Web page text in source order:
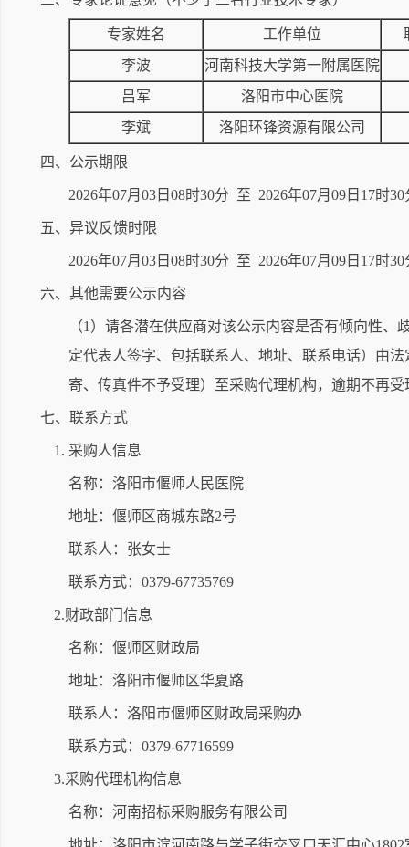
专家姓名 工作单位
李波
河南科技大学第一附属医院
吕军
洛阳市中心医院
李斌
洛阳环锋资源有限公司
四、公示期限
2026年07月03日08时30分 至 2026年07月09日17时
五、异议反馈时限
2026年07月03日08时30分 至 2026年07月09日17时30
六、其他需要公示内容
（1）请各潜在供应商对该公示内容是否有倾向性
定代表人签字、包括联系人、地址、联系电话）由
寄、传真件不予受理）至采购代理机构，逾期不再
七、联系方式
1. 采购人信息
名称：洛阳市偃师人民医院
地址：偃师区商城东路2号
联系人：张女士
联系方式：0379-67735769
2.财政部门信息
名称：偃师区财政局
地址：洛阳市偃师区华夏路
联系人：洛阳市偃师区财政局采购办
联系方式：0379-67716599
3.采购代理机构信息
名称：河南招标采购服务有限公司